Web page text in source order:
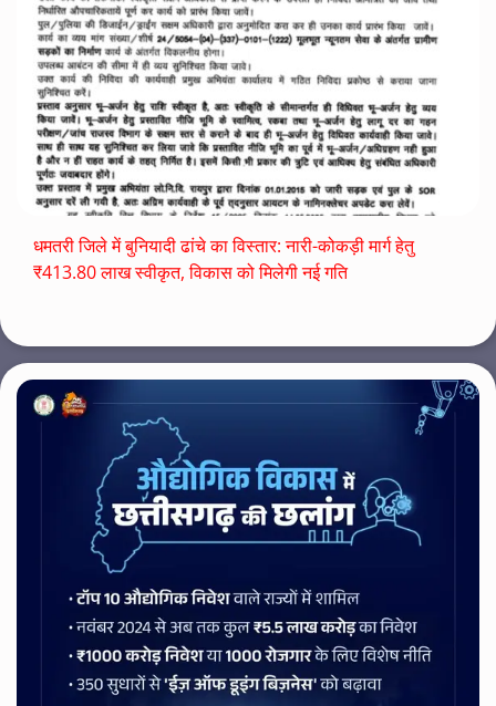
धमतरी जिले में बुनियादी ढांचे का विस्तार: नारी-कोकड़ी मार्ग हेतु
₹413.80 लाख स्वीकृत, विकास को मिलेगी नई गति